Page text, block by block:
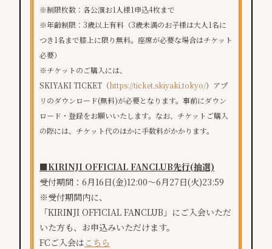
※制限枚数：各公演お1人様1申込4枚まで
※年齢制限：3歳以上有料（3歳未満のお子様は大人1名に
つき1名まで膝上に限り無料。座席が必要な場合はチケット
必要）
※チケットのご購入には、
SKIYAKI TICKET（https://ticket.skiyaki.tokyo/）アプ
リのダウンロード(無料)が必要となります。事前にダウン
ロード・登録をお願いいたします。なお、チケットご購入
の際には、チケット代のほかに手数料がかかります。
■KIRINJI OFFICIAL FANCLUB先行(抽選)
受付期間：6月16日(金)12:00～6月27日(火)23:59
※受付期間内に、
「KIRINJI OFFICIAL FANCLUB」にご入会いただ
いた方も、お申込みいただけます。
FCご入会は こちら